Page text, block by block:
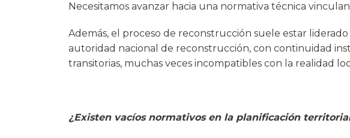
Necesitamos avanzar hacia una normativa técnica
Además, el proceso de reconstrucción suele estar
autoridad nacional de reconstrucción, con continuidad
transitorias, muchas veces incompatibles con la realidad
¿Existen vacíos normativos en la planificación